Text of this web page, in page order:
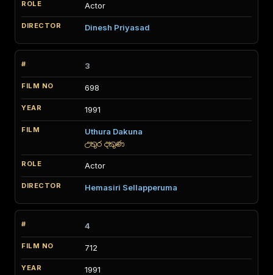
Actor
Dinesh Priyasad
3
698
1991
Uthura Dakuna
උතුර දකුණ
Actor
Hemasiri Sellapperuma
4
712
1991